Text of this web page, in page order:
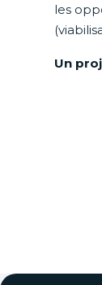
les
Un